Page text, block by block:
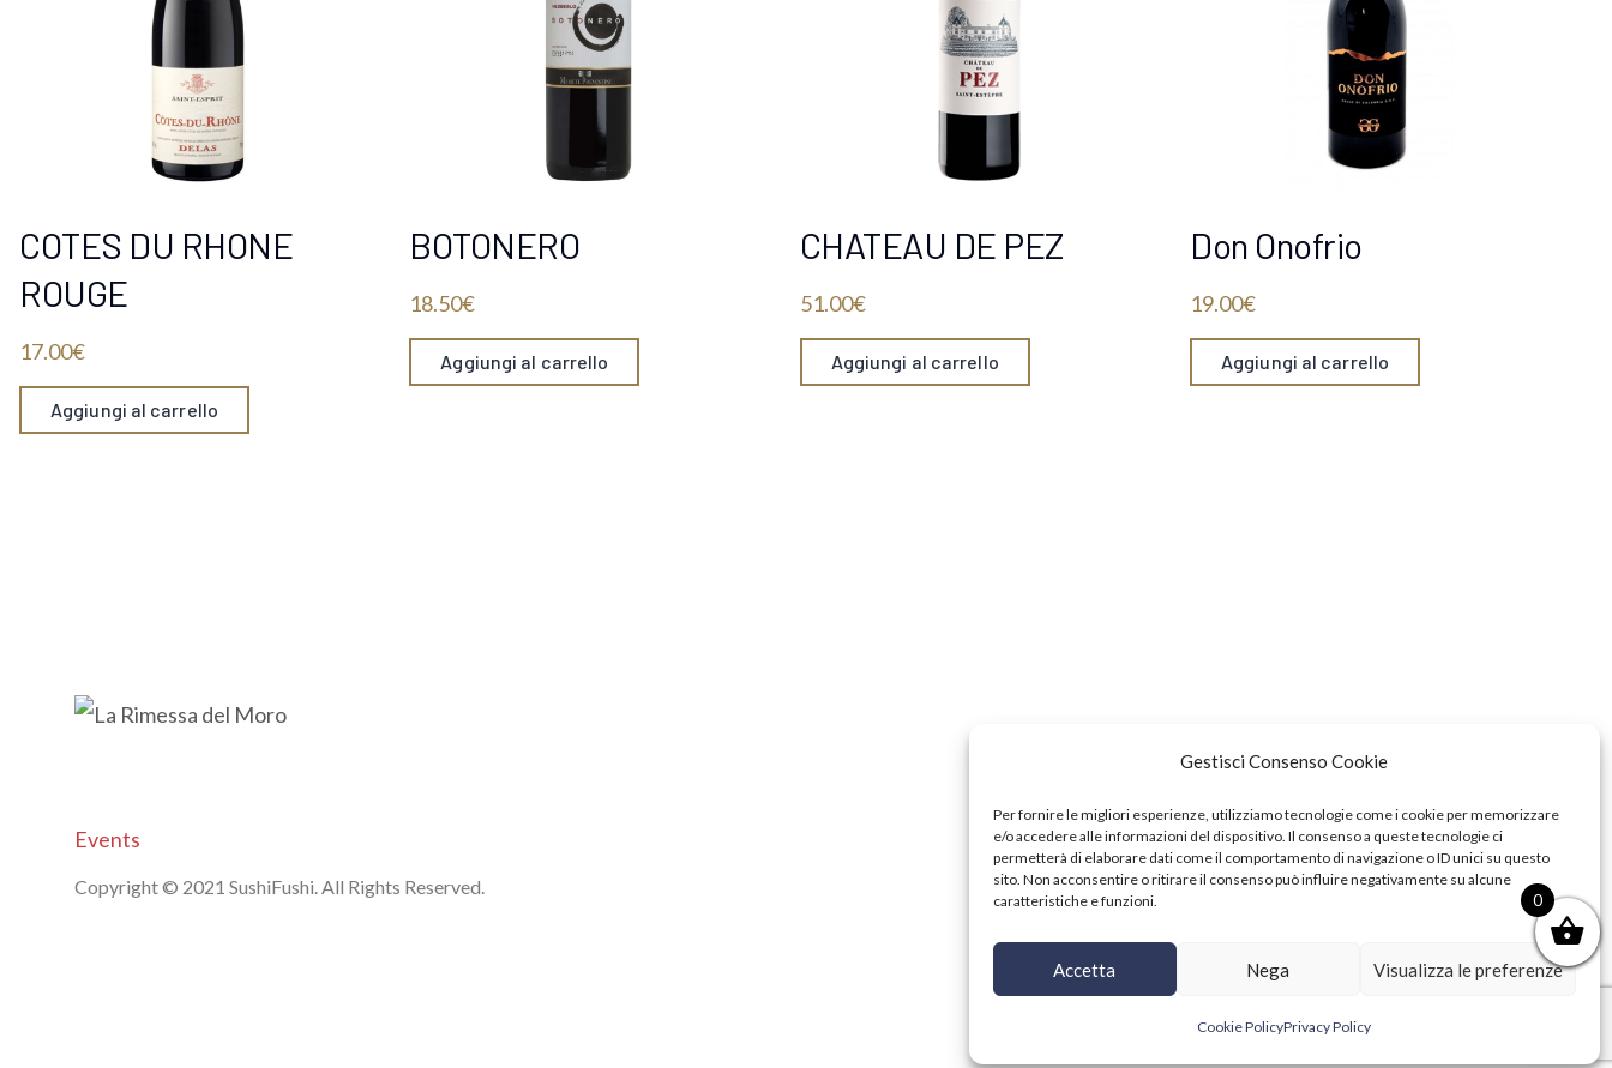
Gestisci Consenso Cookie
Per fornire le migliori esperienze, utilizziamo tecnologie come i cookie per memorizzare
e/o accedere alle informazioni del dispositivo. Il consenso a queste tecnologie ci
permetterà di elaborare dati come il comportamento di navigazione o ID unici su questo
sito. Non acconsentire o ritirare il consenso può influire negativamente su alcune
caratteristiche e funzioni.
Accetta Nega Visualizza le preferenze
Cookie PolicyPrivacy Policy
COTES DU RHONE
ROUGE
17.00€
Aggiungi al carrello
BOTONERO
18.50€
Aggiungi al carrello
CHATEAU DE PEZ
51.00€
Aggiungi al carrello
Don Onofrio
19.00€
Aggiungi al carrello
Events
Copyright © 2021 SushiFushi. All Rights Reserved.
0